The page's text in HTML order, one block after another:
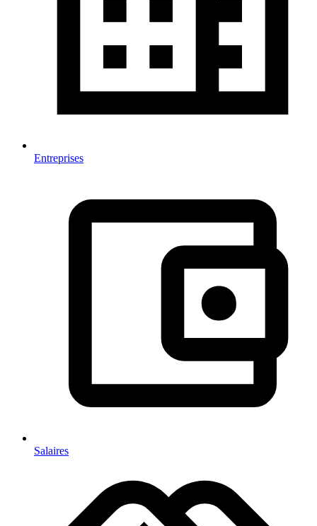
Entreprises
Salaires